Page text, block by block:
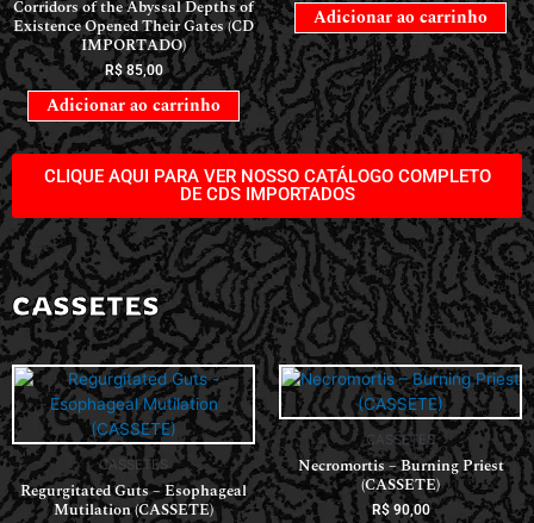
Corridors of the Abyssal Depths of
Existence Opened Their Gates (CD
IMPORTADO)
R$85,00
Adicionar ao carrinho
Adicionar ao carrinho
CLIQUE AQUI PARA VER NOSSO CATÁLOGO COMPLETO
DE CDS IMPORTADOS
CASSETES
CASSETES
Regurgitated Guts – Esophageal
Mutilation (CASSETE)
CASSETES
Necromortis – Burning Priest
(CASSETE)
R$90,00